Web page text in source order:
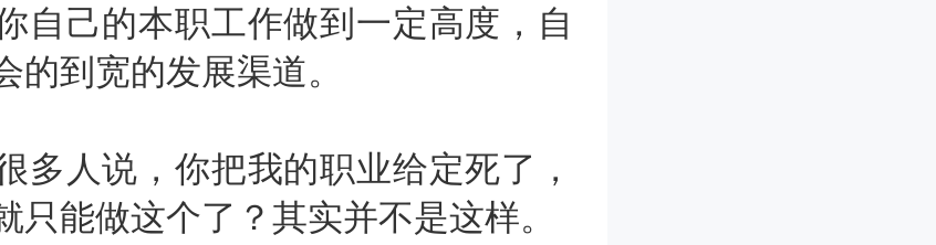
己的本职工作做到一定高度，自
的到宽的发展渠道。
人说，你把我的职业给定死了，
只能做这个了？其实并不是这样。